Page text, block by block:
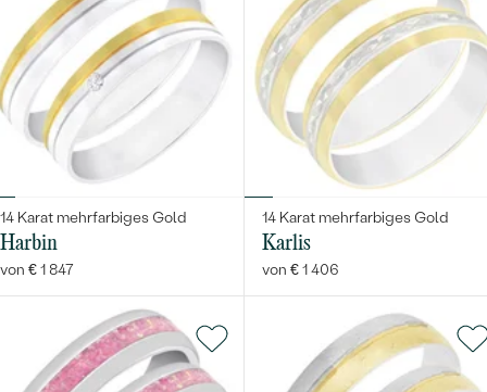
14 Karat mehrfarbiges Gold
Harbin
von € 1 847
14 Karat mehrfarbiges Gold
Karlis
von € 1 406